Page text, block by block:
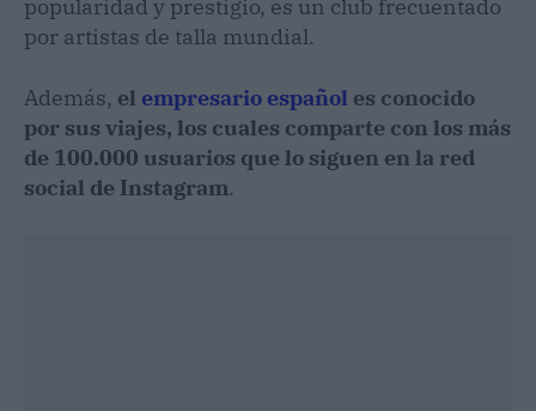
popularidad y prestigio, es un club frecuentado
por artistas de talla mundial.
Además, el empresario español es conocido
por sus viajes, los cuales comparte con los más
de 100.000 usuarios que lo siguen en la red
social de Instagram.